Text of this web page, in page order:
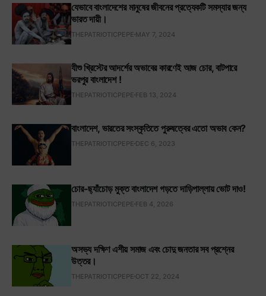
যেভাবে বাংলাদেশের মানুষের জীবনের প্রত্যেকটি সমস্যার জন্য
ভারত দায়ী।
THEPATRIOTICPEPE MAY 7, 2024
যীশু খ্রিস্টের আদর্শের অভাবের কারণেই আজ চোর, বাটপারে
ভরপুর বাংলাদেশ !
THEPATRIOTICPEPE FEB 13, 2024
বাংলাদেশ, ভারতের সংস্কৃতিতে পুরুষত্বের এতো অভাব কেন?
THEPATRIOTICPEPE DEC 6, 2023
চোর-ছ্যাঁচোড় মুক্ত বাংলাদেশ গড়তে দাড়িপাল্লায় ভোট দাও!
THEPATRIOTICPEPE FEB 4, 2026
অসভ্য দক্ষিণ এশীয় সমাজ এবং চোদু জনতার সব প্রশ্নের
উত্তর।
THEPATRIOTICPEPE OCT 22, 2024